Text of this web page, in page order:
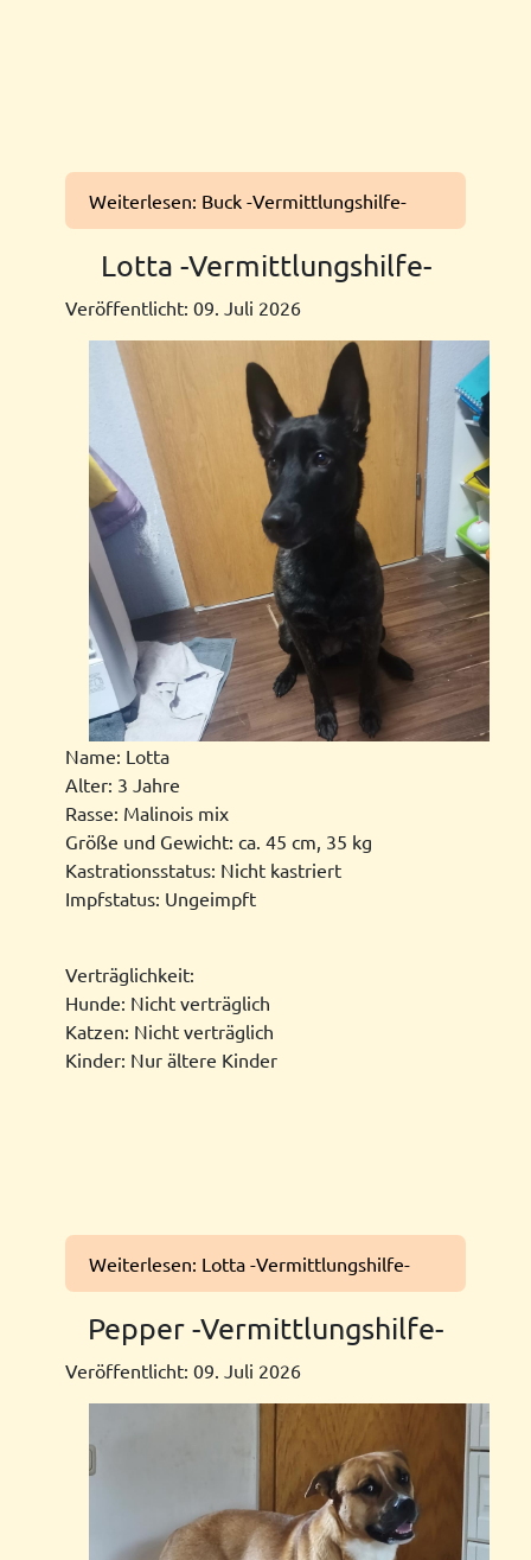
Weiterlesen: Buck -Vermittlungshilfe-
Lotta -Vermittlungshilfe-
Veröffentlicht: 09. Juli 2026
Name: Lotta
Alter: 3 Jahre
Rasse: Malinois mix
Größe und Gewicht: ca. 45 cm, 35 kg
Kastrationsstatus: Nicht kastriert
Impfstatus: Ungeimpft
Verträglichkeit:
Hunde: Nicht verträglich
Katzen: Nicht verträglich
Kinder: Nur ältere Kinder
Weiterlesen: Lotta -Vermittlungshilfe-
Pepper -Vermittlungshilfe-
Veröffentlicht: 09. Juli 2026